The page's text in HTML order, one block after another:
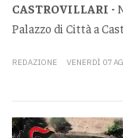
CASTROVILLARI -
Palazzo di Città a
REDAZIONE VENERDÌ 07